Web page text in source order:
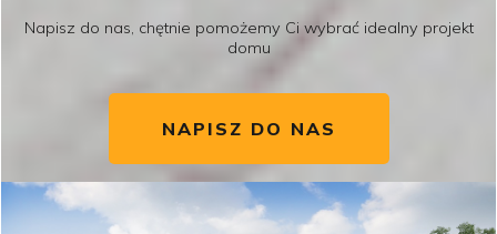
Napisz do nas, chętnie pomożemy Ci wybrać idealny projekt
domu
NAPISZ DO NAS